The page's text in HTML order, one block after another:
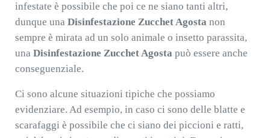
infestate è possibile che poi ce ne siano tanti altri,
dunque una Disinfestazione Zucchet Agosta non
sempre è mirata ad un solo animale o insetto parassita,
una Disinfestazione Zucchet Agosta può essere anche
conseguenziale.
Ci sono alcune situazioni tipiche che possiamo
evidenziare. Ad esempio, in caso ci sono delle blatte e
scarafaggi è possibile che ci siano dei piccioni e ratti,